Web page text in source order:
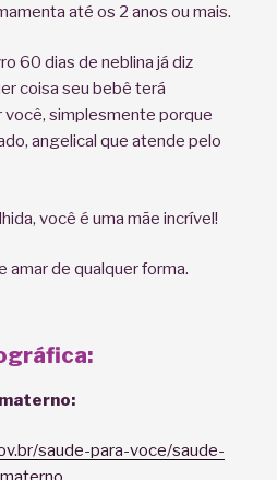
até os 2 anos ou mais.
60 dias de neblina já diz
coisa seu bebê terá
você, simplesmente porque
angelical que atende pelo
você é uma mãe incrível!
amar de qualquer forma.
saude-para-voce/saude-